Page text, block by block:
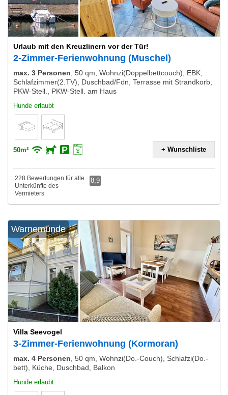
Urlaub mit den Kreuzlinern vor der Tür!
2-Zimmer-Ferienwohnung (Muschel)
max. 3 Personen 50 qm, Wohnzi(Doppelbettcouch), EBK,
Schlafzimmer(2.TV), Duschbad/Fön, Terrasse mit Strandkorb,
PKW-Stell., PKW-Stell. am Haus
Hunde erlaubt
50m² + Wunschliste
228 Bewertungen für alle
Unterkünfte des
Vermieters
8,9
Warnemünde
Villa Seevogel
3-Zimmer-Ferienwohnung (Kormoran)
max. 4 Personen 50 qm, Wohnzi(Do.-Couch), Schlafzi(Do.-
bett), Küche, Duschbad, Balkon
Hunde erlaubt